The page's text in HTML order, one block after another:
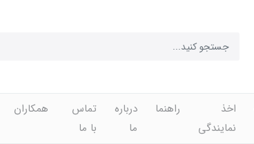
اخذ
نمایندگی
راهنما
درباره
ما
تماس
با ما
همکاران